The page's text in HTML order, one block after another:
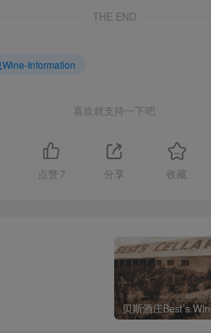
THE END
Wine-Information
喜欢就支持一下吧
点赞 7 分享 收藏
贝斯酒庄Best’s